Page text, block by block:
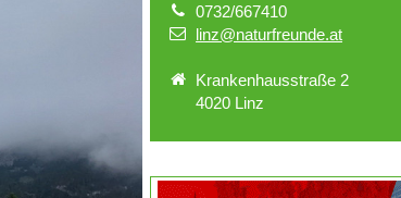
0732/667410
linz@naturfreunde.at
Krankenhausstraße 2
4020 Linz